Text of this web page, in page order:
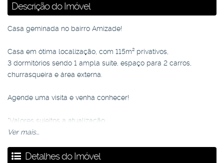
Descrição do Imóvel
Casa geminada no bairro Amizade!
Casa em ótima localização, com 115m² privativos,
3 dormitórios sendo 1 ampla suíte, espaço para 2 carros,
churrasqueira e área externa.
Agende uma visita e venha conhecer!
*Valores sujeitos a atualização.
Ver mais...
Detalhes do Imóvel